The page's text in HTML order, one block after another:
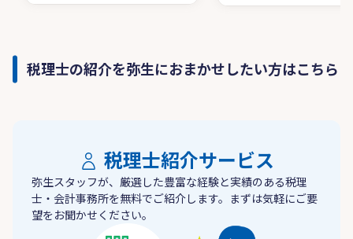
税理士の紹介を弥生におまかせしたい方はこちら
税理士紹介サービス
弥生スタッフが、厳選した豊富な経験と実績のある税理
士・会計事務所を無料でご紹介します。まずは気軽にご要
望をお聞かせください。